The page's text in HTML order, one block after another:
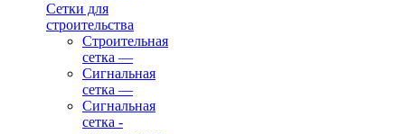
Сетки для
строительства
Строительная
сетка —
Сигнальная
сетка —
Сигнальная
сетка -